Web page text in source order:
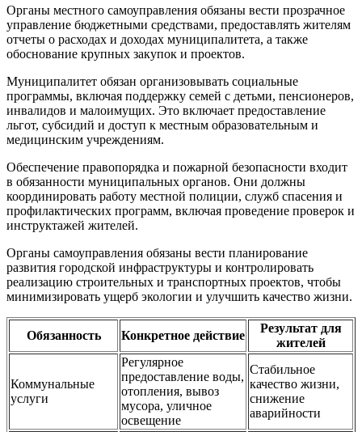
Органы местного самоуправления обязаны вести прозрачное
управление бюджетными средствами, предоставлять жителям
отчеты о расходах и доходах муниципалитета, а также
обоснование крупных закупок и проектов.
Муниципалитет обязан организовывать социальные
программы, включая поддержку семей с детьми, пенсионеров,
инвалидов и малоимущих. Это включает предоставление
льгот, субсидий и доступ к местным образовательным и
медицинским учреждениям.
Обеспечение правопорядка и пожарной безопасности входит
в обязанности муниципальных органов. Они должны
координировать работу местной полиции, служб спасения и
профилактических программ, включая проведение проверок и
инструктажей жителей.
Органы самоуправления обязаны вести планирование
развития городской инфраструктуры и контролировать
реализацию строительных и транспортных проектов, чтобы
минимизировать ущерб экологии и улучшить качество жизни.
Обязанность Конкретное действие
Результат для
жителей
Коммунальные
услуги
Регулярное
предоставление воды,
отопления, вывоз
мусора, уличное
освещение
Стабильное
качество жизни,
снижение
аварийности